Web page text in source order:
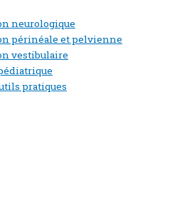
neurologique
périnéale et pelvienne
vestibulaire
pratiques